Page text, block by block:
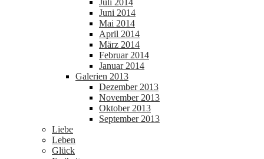
Juni 2014
Mai 2014
April 2014
März 2014
Februar 2014
Januar 2014
Galerien 2013
Dezember 2013
November 2013
Oktober 2013
September 2013
Liebe
Leben
Glück